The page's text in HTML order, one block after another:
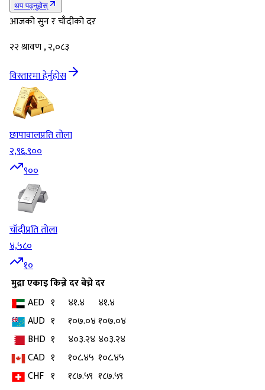
थप पढ्नुहोस्
आजको सुन र चाँदीको दर
२२ श्रावण , २,०८३
विस्तारमा हेर्नुहोस
छापावालप्रति तोला
२,९६,९००
९००
चाँदीप्रति तोला
४,५८०
१०
मुद्राएकाइकिन्ने दरबेच्ने दर
AED १ ४१.४
४१.४
AUD १ १०७.०४१०७.०४
BHD १ ४०३.२४ ४०३.२४
CAD १ १०८.४५ १०८.४५
CHF १ १८७.५९ १८७.५९